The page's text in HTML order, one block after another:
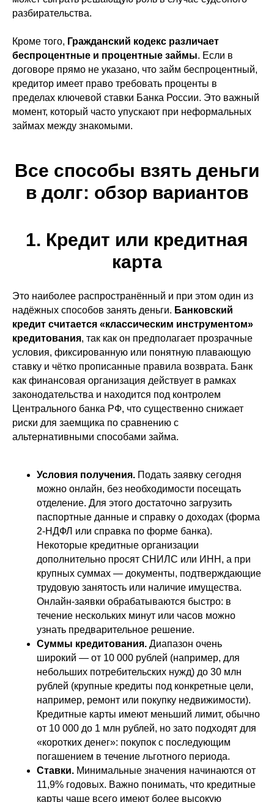
разбирательства.
Кроме того, Гражданский кодекс различает
беспроцентные и процентные займы. Если в
договоре прямо не указано, что займ беспроцентный,
кредитор имеет право требовать проценты в
пределах ключевой ставки Банка России. Это важный
момент, который часто упускают при неформальных
займах между знакомыми.
Все способы взять деньги
в долг: обзор вариантов
1. Кредит или кредитная
карта
Это наиболее распространённый и при этом один из
надёжных способов занять деньги. Банковский
кредит считается «классическим инструментом»
кредитования, так как он предполагает прозрачные
условия, фиксированную или понятную плавающую
ставку и чётко прописанные правила возврата. Банк
как финансовая организация действует в рамках
законодательства и находится под контролем
Центрального банка РФ, что существенно снижает
риски для заемщика по сравнению с
альтернативными способами займа.
Условия получения. Подать заявку сегодня
можно онлайн, без необходимости посещать
отделение. Для этого достаточно загрузить
паспортные данные и справку о доходах (форма
2-НДФЛ или справка по форме банка).
Некоторые кредитные организации
дополнительно просят СНИЛС или ИНН, а при
крупных суммах — документы, подтверждающие
трудовую занятость или наличие имущества.
Онлайн-заявки обрабатываются быстро: в
течение нескольких минут или часов можно
узнать предварительное решение.
Суммы кредитования. Диапазон очень
широкий — от 10 000 рублей (например, для
небольших потребительских нужд) до 30 млн
рублей (крупные кредиты под конкретные цели,
например, ремонт или покупку недвижимости).
Кредитные карты имеют меньший лимит, обычно
от 10 000 до 1 млн рублей, но зато подходят для
«коротких денег»: покупок с последующим
погашением в течение льготного периода.
Ставки. Минимальные значения начинаются от
11,9% годовых. Важно понимать, что кредитные
карты чаще всего имеют более высокую